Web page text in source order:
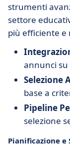
strumenti
settore
più efficiente e
annunci
Selezione
base a
Pipeline
selezione
Pianificazione